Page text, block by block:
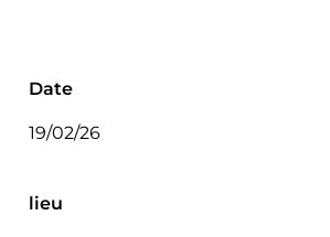
Date
19/02/26
lieu